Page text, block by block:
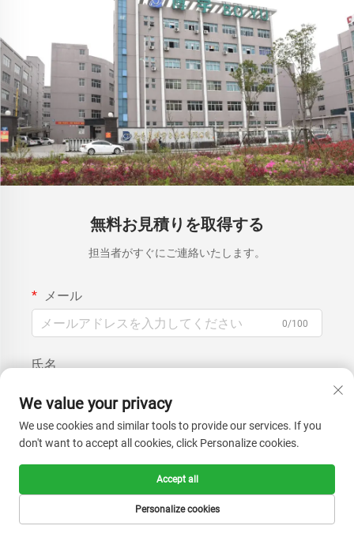
無料お見積りを取得する
担当者がすぐにご連絡いたします。
メール
0/100
氏名
会社名
We value your privacy
We use cookies and similar tools to provide our services. If you
don't want to accept all cookies, click Personalize cookies.
Personalize cookies
Accept all